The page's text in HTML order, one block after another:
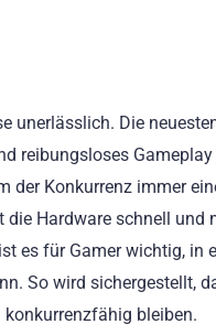
unerlässlich. Die
reibungsloses
der Konkurrenz immer
Hardware schnell
es für Gamer wichtig, in
So wird sichergestellt,
bleiben.